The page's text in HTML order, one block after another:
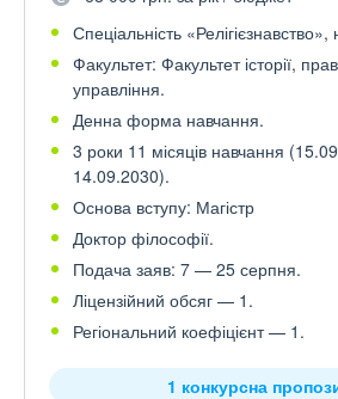
Спеціальність
Факультет: Факультет історії,
управління.
Денна форма навчання.
3 роки 11 місяців навчання
14.09.2030).
Основа вступу: Магістр
Доктор філософії.
Подача заяв: 7 — 25 серпня.
Ліцензійний обсяг — 1.
Регіональний коефіцієнт — 1.
1 конкурсна